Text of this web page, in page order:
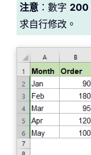
注意 ：數字 200
求自行修改。